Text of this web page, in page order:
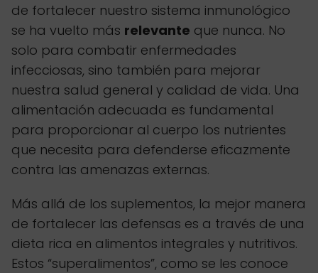
de fortalecer nuestro sistema inmunológico
se ha vuelto más relevante que nunca. No
solo para combatir enfermedades
infecciosas, sino también para mejorar
nuestra salud general y calidad de vida. Una
alimentación adecuada es fundamental
para proporcionar al cuerpo los nutrientes
que necesita para defenderse eficazmente
contra las amenazas externas.
Más allá de los suplementos, la mejor manera
de fortalecer las defensas es a través de una
dieta rica en alimentos integrales y nutritivos.
Estos “superalimentos”, como se les conoce